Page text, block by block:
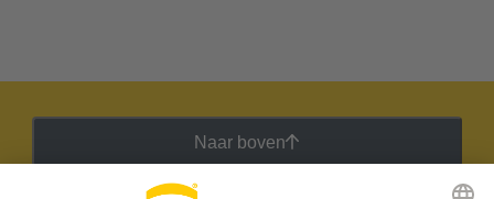
Naar boven